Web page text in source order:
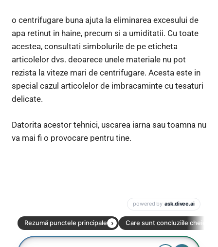
o centrifugare buna ajuta la eliminarea excesului de
apa retinut in haine, precum si a umiditatii. Cu toate
acestea, consultati simbolurile de pe eticheta
articolelor dvs. deoarece unele materiale nu pot
rezista la viteze mari de centrifugare. Acesta este in
special cazul articolelor de imbracaminte cu tesaturi
delicate.
Datorita acestor tehnici, uscarea iarna sau toamna nu
va mai fi o provocare pentru tine.